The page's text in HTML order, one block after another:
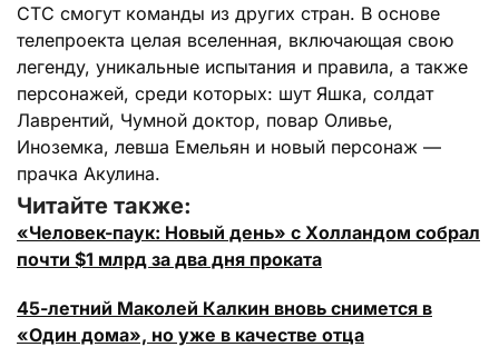
СТС смогут команды из других стран. В основе
телепроекта целая вселенная, включающая свою
легенду, уникальные испытания и правила, а также
персонажей, среди которых: шут Яшка, солдат
Лаврентий, Чумной доктор, повар Оливье,
Иноземка, левша Емельян и новый персонаж —
прачка Акулина.
Читайте также:
«Человек-паук: Новый день» с Холландом собрал
почти $1 млрд за два дня проката
45-летний Маколей Калкин вновь снимется в
«Один дома», но уже в качестве отца